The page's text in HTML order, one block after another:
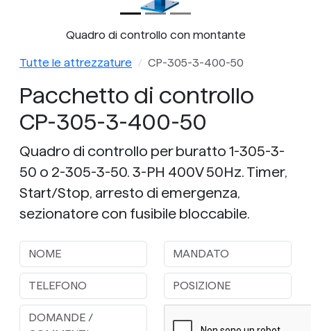
Quadro di controllo con montante
Tutte le attrezzature CP-305-3-400-50
Pacchetto di controllo
CP-305-3-400-50
Quadro di controllo per buratto 1-305-3-
50 o 2-305-3-50. 3-PH 400V 50Hz. Timer,
Start/Stop, arresto di emergenza,
sezionatore con fusibile bloccabile.